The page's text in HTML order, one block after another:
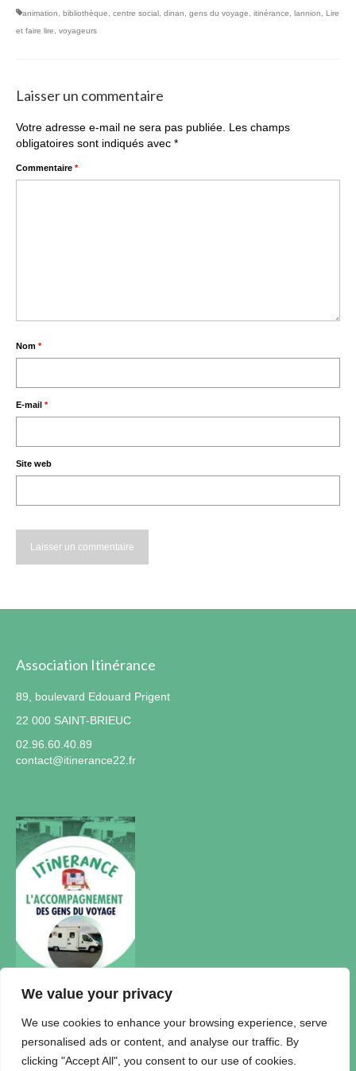
We value your privacy
We use cookies to enhance your browsing experience, serve
personalised ads or content, and analyse our traffic. By
clicking "Accept All", you consent to our use of cookies.
animation bibliothèque centre social dinan gens du voyage itinérance lannion
Lire
et faire lire
voyageurs
Laisser un commentaire
Votre adresse e-mail ne sera pas publiée. Les champs
obligatoires sont indiqués avec *
Commentaire *
Nom *
E-mail *
Site web
Association Itinérance
89, boulevard Edouard Prigent
22 000 SAINT-BRIEUC
02.96.60.40.89
contact@itinerance22.fr
Actualités
Accueil Itinérance